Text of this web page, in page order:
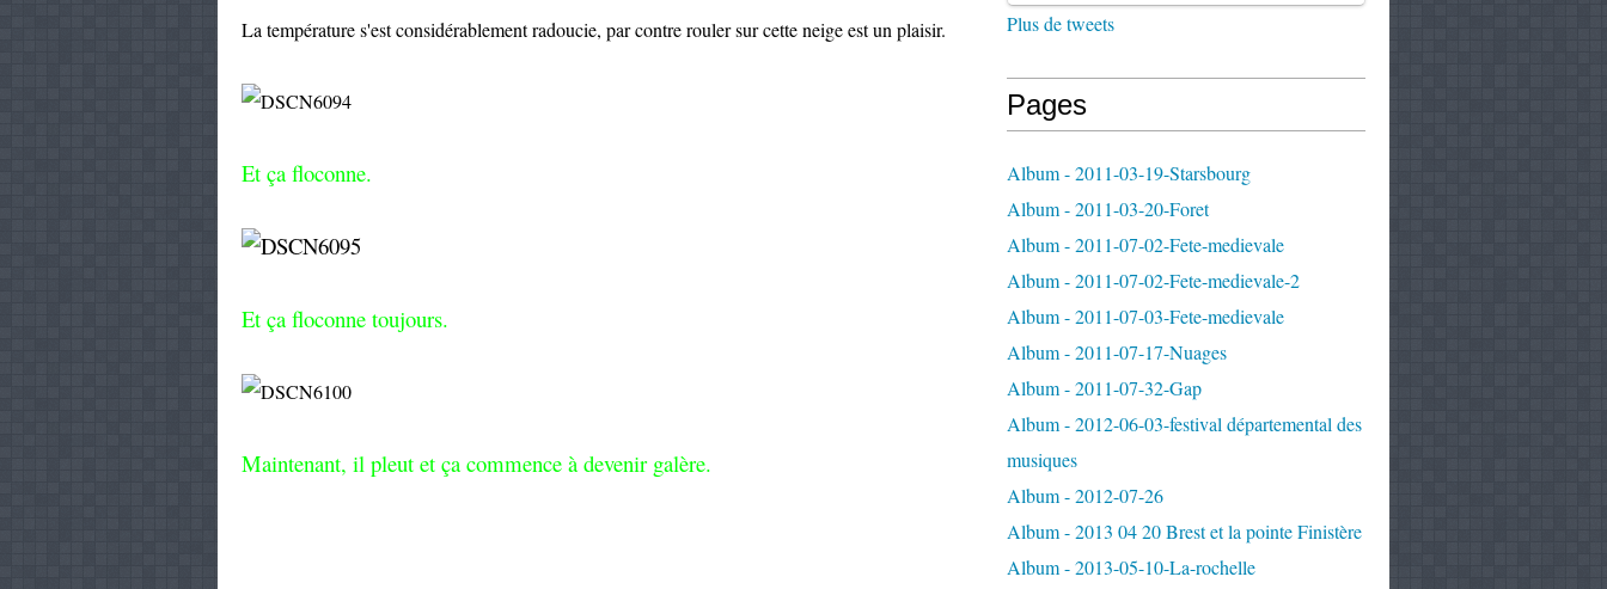
La température s'est considérablement radoucie, par contre rouler sur cette neige est un plaisir.
Et ça floconne.
Et ça floconne toujours.
Maintenant, il pleut et ça commence à devenir galère.
Plus de tweets
Pages
Album - 2011-03-19-Starsbourg
Album - 2011-03-20-Foret
Album - 2011-07-02-Fete-medievale
Album - 2011-07-02-Fete-medievale-2
Album - 2011-07-03-Fete-medievale
Album - 2011-07-17-Nuages
Album - 2011-07-32-Gap
Album - 2012-06-03-festival départemental des
musiques
Album - 2012-07-26
Album - 2013 04 20 Brest et la pointe Finistère
Album - 2013-05-10-La-rochelle